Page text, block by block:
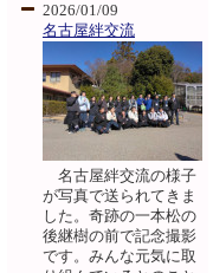
2026/01/09
名古屋絆交流
名古屋絆交流の様子
が写真で送られてきま
した。奇跡の一本松の
後継樹の前で記念撮影
です。みんな元気に取